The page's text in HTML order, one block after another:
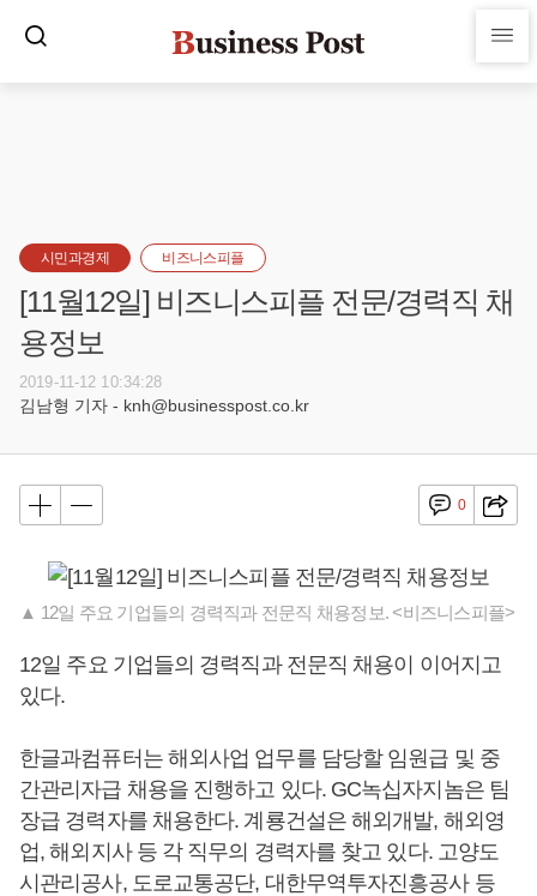
시민과경제 비즈니스피플
[11월12일] 비즈니스피플 전문/경력직 채
용정보
2019-11-12 10:34:28
김남형 기자 - knh@businesspost.co.kr
0
▲ 12일 주요 기업들의 경력직과 전문직 채용정보. <비즈니스피플>
12일 주요 기업들의 경력직과 전문직 채용이 이어지고
있다.
한글과컴퓨터는 해외사업 업무를 담당할 임원급 및 중
간관리자급 채용을 진행하고 있다. GC녹십자지놈은 팀
장급 경력자를 채용한다. 계룡건설은 해외개발, 해외영
업, 해외지사 등 각 직무의 경력자를 찾고 있다. 고양도
시관리공사, 도로교통공단, 대한무역투자진흥공사 등